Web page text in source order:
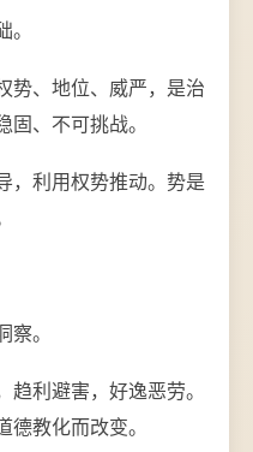
。
势、地位、威严，是治
固、不可挑战。
，利用权势推动。势是
察。
趋利避害，好逸恶劳。
德教化而改变。